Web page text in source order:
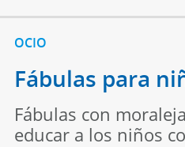
OCIO
Fábulas para
Fábulas con
educar a los niños